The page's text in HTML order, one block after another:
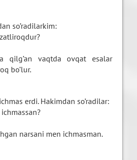
so’radilarkim:
qilg’an vaqtda ovqat esalar
bo’lur.
erdi. Hakimdan so’radilar:
narsani men ichmasman.